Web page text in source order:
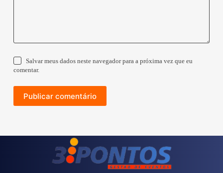
Salvar meus dados neste navegador para a próxima vez que eu
comentar.
Publicar comentário